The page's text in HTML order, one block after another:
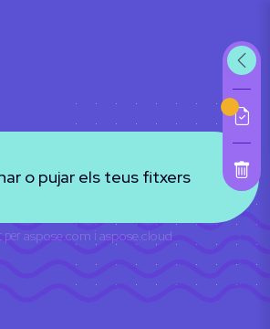
o pujar els teus fitxers
per aspose.com i aspose.cloud